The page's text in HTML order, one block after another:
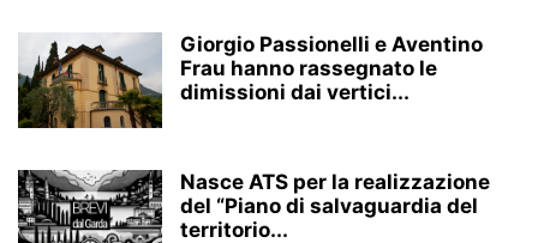
Giorgio Passionelli e Aventino
Frau hanno rassegnato le
dimissioni dai vertici...
Nasce ATS per la realizzazione
del “Piano di salvaguardia del
territorio...